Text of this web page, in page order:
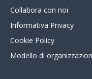
Collabora con noi
Informativa Privacy
Cookie Policy
Modello di